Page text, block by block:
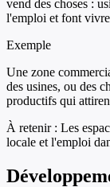
vend des choses :
l'emploi et font
Exemple
Une zone
des usines, ou des
productifs qui
À retenir : Les
locale et l'emploi